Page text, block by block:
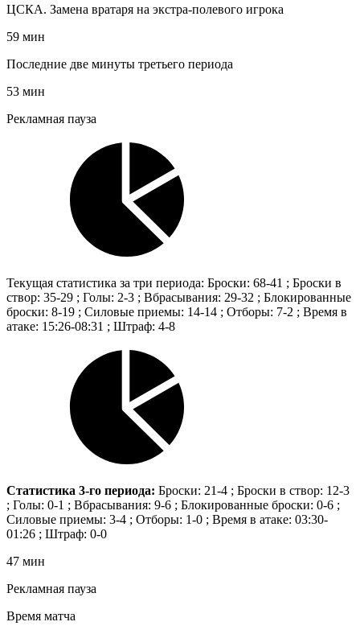
ЦСКА. Замена вратаря на экстра-полевого игрока
59 мин
Последние две минуты третьего периода
53 мин
Рекламная пауза
Текущая статистика за три периода: Броски: 68-41 ; Броски в
створ: 35-29 ; Голы: 2-3 ; Вбрасывания: 29-32 ; Блокированные
броски: 8-19 ; Силовые приемы: 14-14 ; Отборы: 7-2 ; Время в
атаке: 15:26-08:31 ; Штраф: 4-8
Статистика 3-го периода: Броски: 21-4 ; Броски в створ: 12-3
; Голы: 0-1 ; Вбрасывания: 9-6 ; Блокированные броски: 0-6 ;
Силовые приемы: 3-4 ; Отборы: 1-0 ; Время в атаке: 03:30-
01:26 ; Штраф: 0-0
47 мин
Рекламная пауза
Время матча